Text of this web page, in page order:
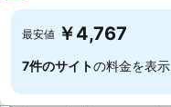
最安値 ￥4,767
7件のサイトの料金を表示